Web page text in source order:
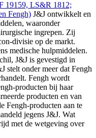
19159, LS&R 1812;
Fengh) J&J ontwikkelt en
waaronder
ingrepen. Zij
divisie op de markt.
medische hulpmiddelen.
J&J is gevestigd in
stelt onder meer dat Fengh
Fengh wordt
producten bij haar
producten en van
Fengh-producten aan te
jegens J&J. Wat
met de wetgeving over